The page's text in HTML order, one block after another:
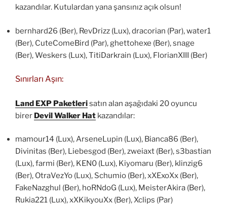
kazandılar. Kutulardan yana şansınız açık olsun!
bernhard26 (Ber), RevDrizz (Lux), dracorian (Par), water1
(Ber), CuteComeBird (Par), ghettohexe (Ber), snage
(Ber), Weskers (Lux), TitiDarkrain (Lux), FlorianXIII (Ber)
Sınırları Aşın:
Land EXP Paketlerisatın alan aşağıdaki 20 oyuncu
birer Devil Walker Hat kazandılar:
mamour14 (Lux), ArseneLupin (Lux), Bianca86 (Ber),
Divinitas (Ber), Liebesgod (Ber), zweiaxt (Ber), s3bastian
(Lux), farmi (Ber), KEN0 (Lux), Kiyomaru (Ber), klinzig6
(Ber), OtraVezYo (Lux), Schumio (Ber), xXExoXx (Ber),
FakeNazghul (Ber), hoRNdoG (Lux), MeisterAkira (Ber),
Rukia221 (Lux), xXKikyouXx (Ber), Xclips (Par)